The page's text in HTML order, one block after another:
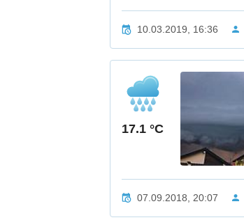
10.03.2019, 16:36
17.1 °C
07.09.2018, 20:07